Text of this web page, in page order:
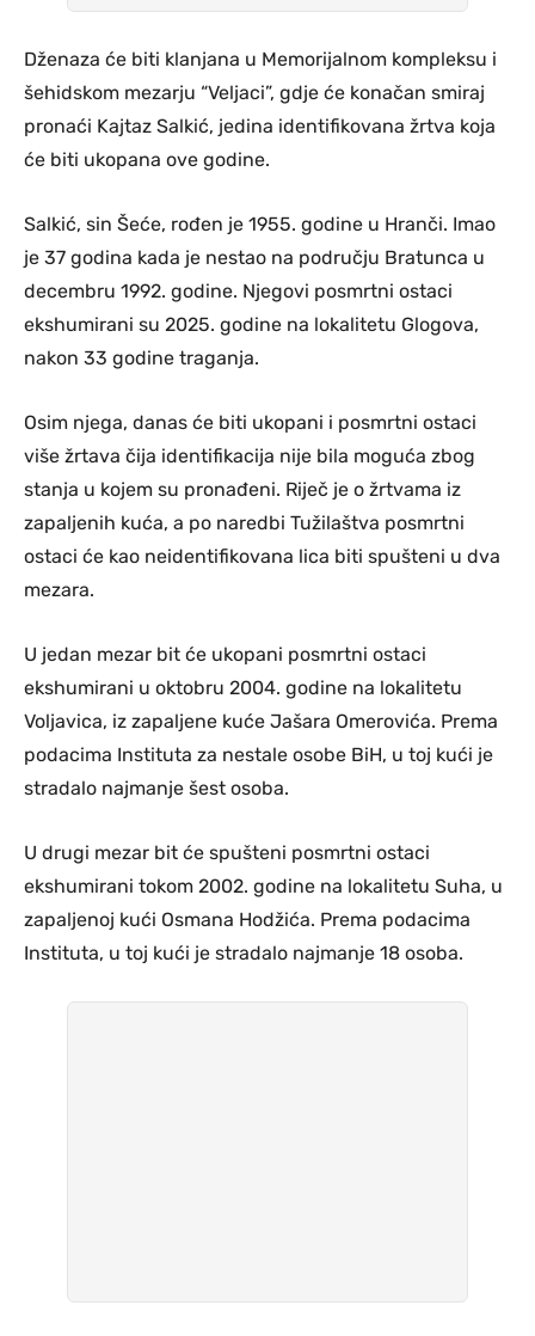
Dženaza će biti klanjana u Memorijalnom kompleksu i
šehidskom mezarju “Veljaci”, gdje će konačan smiraj
pronaći Kajtaz Salkić, jedina identifikovana žrtva koja
će biti ukopana ove godine.
Salkić, sin Šeće, rođen je 1955. godine u Hranči. Imao
je 37 godina kada je nestao na području Bratunca u
decembru 1992. godine. Njegovi posmrtni ostaci
ekshumirani su 2025. godine na lokalitetu Glogova,
nakon 33 godine traganja.
Osim njega, danas će biti ukopani i posmrtni ostaci
više žrtava čija identifikacija nije bila moguća zbog
stanja u kojem su pronađeni. Riječ je o žrtvama iz
zapaljenih kuća, a po naredbi Tužilaštva posmrtni
ostaci će kao neidentifikovana lica biti spušteni u dva
mezara.
U jedan mezar bit će ukopani posmrtni ostaci
ekshumirani u oktobru 2004. godine na lokalitetu
Voljavica, iz zapaljene kuće Jašara Omerovića. Prema
podacima Instituta za nestale osobe BiH, u toj kući je
stradalo najmanje šest osoba.
U drugi mezar bit će spušteni posmrtni ostaci
ekshumirani tokom 2002. godine na lokalitetu Suha, u
zapaljenoj kući Osmana Hodžića. Prema podacima
Instituta, u toj kući je stradalo najmanje 18 osoba.